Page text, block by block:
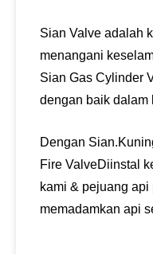
Sian Valve adalah
menangani
Sian Gas Cylinder
dengan baik dalam
Dengan Sian.
Fire ValveDiinstal
kami & pejuang
memadamkan api